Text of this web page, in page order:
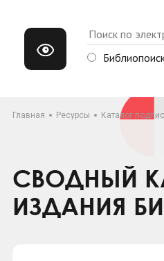
Главная Ресурсы Каталог
СВОДНЫЙ
ИЗДАНИЯ